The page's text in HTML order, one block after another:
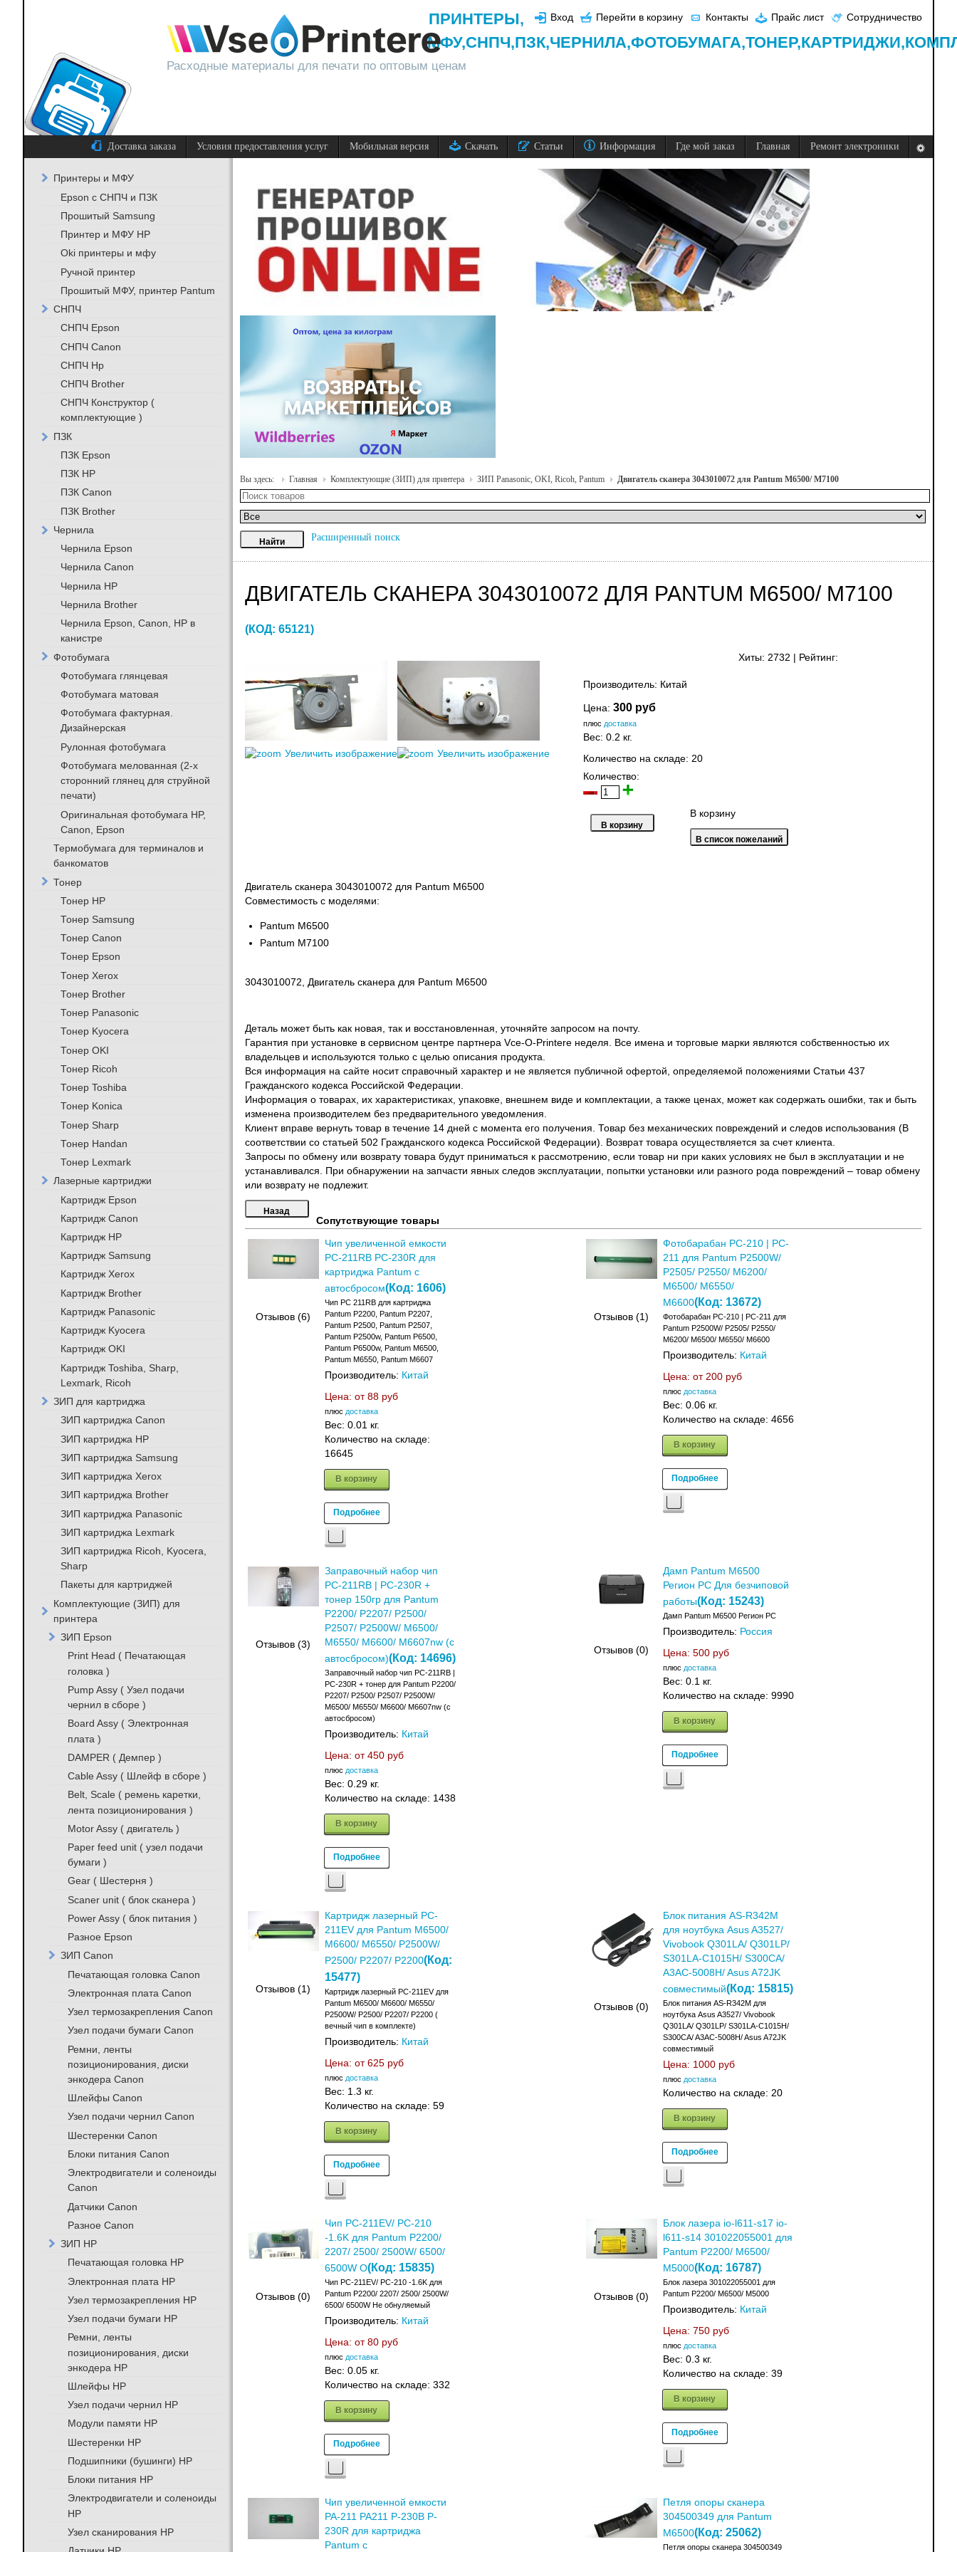
Расходные материалы для печати по оптовым ценам
Вход Перейти в корзину Контакты Прайс лист Сотрудничество
ПРИНТЕРЫ,
МФУ,СНПЧ,ПЗК,ЧЕРНИЛА,ФОТОБУМАГА,ТОНЕР,КАРТРИДЖИ,
Доставка заказа Условия предоставления услуг Мобильная версия Скачать Статьи Информация Где мой заказ Главная Ремонт электроники
Вы здесь: Главная Комплектующие (ЗИП) для принтера ЗИП Panasonic, OKI, Ricoh, Pantum Двигатель сканера 3043010072 для Pantum M6500/ M7100
Расширенный поиск
ДВИГАТЕЛЬ СКАНЕРА 3043010072 ДЛЯ PANTUM M6500/ M7100
(КОД: 65121)
Хиты: 2732 Рейтинг:
Увеличить изображение Увеличить изображение
Производитель: Китай
Цена: 300 руб
плюс доставка
Вес: 0.2 кг.
Количество на складе: 20
Количество:
В корзину
Двигатель сканера 3043010072 для Pantum M6500
Совместимость с моделями:
Pantum M6500
Pantum M7100
3043010072, Двигатель сканера для Pantum M6500
Деталь может быть как новая, так и восстановленная, уточняйте запросом на почту.
Гарантия при установке в сервисном центре партнера Vce-O-Printere неделя. Все имена и торговые марки являются собственностью их
владельцев и используются только с целью описания продукта.
Вся информация на сайте носит справочный характер и не является публичной офертой, определяемой положениями Статьи 437
Гражданского кодекса Российской Федерации.
Информация о товарах, их характеристиках, упаковке, внешнем виде и комплектации, а также ценах, может как содержать ошибки, так и быть
изменена производителем без предварительного уведомления.
Клиент вправе вернуть товар в течение 14 дней с момента его получения. Товар без механических повреждений и следов использования (В
соответствии со статьей 502 Гражданского кодекса Российской Федерации). Возврат товара осуществляется за счет клиента.
Запросы по обмену или возврату товара будут приниматься к рассмотрению, если товар ни при каких условиях не был в эксплуатации и не
устанавливался. При обнаружении на запчасти явных следов эксплуатации, попытки установки или разного рода повреждений – товар обмену
или возврату не подлежит.
Сопутствующие товары
Отзывов (6)
Чип увеличенной емкости
PC-211RB PC-230R для
картриджа Pantum с
автосбросом(Код: 1606)
Чип PC 211RB для картриджа
Pantum P2200, Pantum P2207,
Pantum P2500, Pantum P2507,
Pantum P2500w, Pantum P6500,
Pantum P6500w, Pantum M6500,
Pantum M6550, Pantum M6607
Производитель: Китай
Цена: от 88 руб
плюс доставка
Вес: 0.01 кг.
Количество на складе:
16645
В корзину
Подробнее
Отзывов (1)
Фотобарабан PC-210 | PC-
211 для Pantum P2500W/
P2505/ P2550/ M6200/
M6500/ M6550/
M6600(Код: 13672)
Фотобарабан PC-210 | PC-211 для
Pantum P2500W/ P2505/ P2550/
M6200/ M6500/ M6550/ M6600
Производитель: Китай
Цена: от 200 руб
плюс доставка
Вес: 0.06 кг.
Количество на складе: 4656
В корзину
Подробнее
Отзывов (3)
Заправочный набор чип
PC-211RB | PC-230R +
тонер 150гр для Pantum
P2200/ P2207/ P2500/
P2507/ P2500W/ M6500/
M6550/ M6600/ M6607nw (с
автосбросом)(Код: 14696)
Заправочный набор чип PC-211RB |
PC-230R + тонер для Pantum P2200/
P2207/ P2500/ P2507/ P2500W/
M6500/ M6550/ M6600/ M6607nw (с
автосбросом)
Производитель: Китай
Цена: от 450 руб
плюс доставка
Вес: 0.29 кг.
Количество на складе: 1438
В корзину
Подробнее
Отзывов (0)
Дамп Pantum M6500
Регион PC Для безчиповой
работы(Код: 15243)
Дамп Pantum M6500 Регион PC
Производитель: Россия
Цена: 500 руб
плюс доставка
Вес: 0.1 кг.
Количество на складе: 9990
В корзину
Подробнее
Отзывов (1)
Картридж лазерный PC-
211EV для Pantum M6500/
M6600/ M6550/ P2500W/
P2500/ P2207/ P2200(Код:
15477)
Картридж лазерный PC-211EV для
Pantum M6500/ M6600/ M6550/
P2500W/ P2500/ P2207/ P2200 (
вечный чип в комплекте)
Производитель: Китай
Цена: от 625 руб
плюс доставка
Вес: 1.3 кг.
Количество на складе: 59
В корзину
Подробнее
Отзывов (0)
Блок питания AS-R342M
для ноутбука Asus A3527/
Vivobook Q301LA/ Q301LP/
S301LA-C1015H/ S300CA/
A3AC-5008H/ Asus A72JK
совместимый(Код: 15815)
Блок питания AS-R342M для
ноутбука Asus A3527/ Vivobook
Q301LA/ Q301LP/ S301LA-C1015H/
S300CA/ A3AC-5008H/ Asus A72JK
совместимый
Цена: 1000 руб
плюс доставка
Количество на складе: 20
В корзину
Подробнее
Отзывов (0)
Чип PC-211EV/ PC-210
-1.6K для Pantum P2200/
2207/ 2500/ 2500W/ 6500/
6500W О(Код: 15835)
Чип PC-211EV/ PC-210 -1.6K для
Pantum P2200/ 2207/ 2500/ 2500W/
6500/ 6500W Не обнуляемый
Производитель: Китай
Цена: от 80 руб
плюс доставка
Вес: 0.05 кг.
Количество на складе: 332
В корзину
Подробнее
Отзывов (0)
Блок лазера io-l611-s17 io-
l611-s14 301022055001 для
Pantum P2200/ M6500/
M5000(Код: 16787)
Блок лазера 301022055001 для
Pantum P2200/ M6500/ M5000
Производитель: Китай
Цена: 750 руб
плюс доставка
Вес: 0.3 кг.
Количество на складе: 39
В корзину
Подробнее
Чип увеличенной емкости
PA-211 PA211 P-230В P-
230R для картриджа
Pantum с
Петля опоры сканера
304500349 для Pantum
M6500(Код: 25062)
Петля опоры сканера 304500349
Принтеры и МФУ
Epson с СНПЧ и ПЗК
Прошитый Samsung
Принтер и МФУ HP
Oki принтеры и мфу
Ручной принтер
Прошитый МФУ, принтер Pantum
СНПЧ
СНПЧ Epson
СНПЧ Canon
СНПЧ Hp
СНПЧ Brother
СНПЧ Конструктор (
комплектующие )
ПЗК
ПЗК Epson
ПЗК HP
ПЗК Canon
ПЗК Brother
Чернила
Чернила Epson
Чернила Canon
Чернила HP
Чернила Brother
Чернила Epson, Canon, HP в
канистре
Фотобумага
Фотобумага глянцевая
Фотобумага матовая
Фотобумага фактурная.
Дизайнерская
Рулонная фотобумага
Фотобумага мелованная (2-х
сторонний глянец для струйной
печати)
Оригинальная фотобумага HP,
Canon, Epson
Термобумага для терминалов и
банкоматов
Тонер
Тонер HP
Тонер Samsung
Тонер Canon
Тонер Epson
Тонер Xerox
Тонер Brother
Тонер Panasonic
Тонер Kyocera
Тонер OKI
Тонер Ricoh
Тонер Toshiba
Тонер Konica
Тонер Sharp
Тонер Handan
Тонер Lexmark
Лазерные картриджи
Картридж Epson
Картридж Canon
Картридж HP
Картридж Samsung
Картридж Xerox
Картридж Brother
Картридж Panasonic
Картридж Kyocera
Картридж OKI
Картридж Toshiba, Sharp,
Lexmark, Ricoh
ЗИП для картриджа
ЗИП картриджа Canon
ЗИП картриджа HP
ЗИП картриджа Samsung
ЗИП картриджа Xerox
ЗИП картриджа Brother
ЗИП картриджа Panasonic
ЗИП картриджа Lexmark
ЗИП картриджа Ricoh, Kyocera,
Sharp
Пакеты для картриджей
Комплектующие (ЗИП) для
принтера
ЗИП Epson
Print Head ( Печатающая
головка )
Pump Assy ( Узел подачи
чернил в сборе )
Board Assy ( Электронная
плата )
DAMPER ( Демпер )
Cable Assy ( Шлейф в сборе )
Belt, Scale ( ремень каретки,
лента позиционирования )
Motor Assy ( двигатель )
Paper feed unit ( узел подачи
бумаги )
Gear ( Шестерня )
Scaner unit ( блок сканера )
Power Assy ( блок питания )
Разное Epson
ЗИП Canon
Печатающая головка Canon
Электронная плата Canon
Узел термозакрепления Canon
Узел подачи бумаги Canon
Ремни, ленты
позиционирования, диски
энкодера Canon
Шлейфы Canon
Узел подачи чернил Canon
Шестеренки Canon
Блоки питания Canon
Электродвигатели и соленоиды
Canon
Датчики Canon
Разное Canon
ЗИП HP
Печатающая головка HP
Электронная плата HP
Узел термозакрепления HP
Узел подачи бумаги HP
Ремни, ленты
позиционирования, диски
энкодера HP
Шлейфы HP
Узел подачи чернил HP
Модули памяти HP
Шестеренки HP
Подшипники (бушинги) HP
Блоки питания HP
Электродвигатели и соленоиды
HP
Узел сканирования HP